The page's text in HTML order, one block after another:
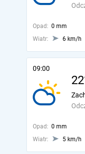
Opad: 0 mm
Wiatr:
6 km/h
09:00
Opad: 0 mm
Wiatr:
5 km/h